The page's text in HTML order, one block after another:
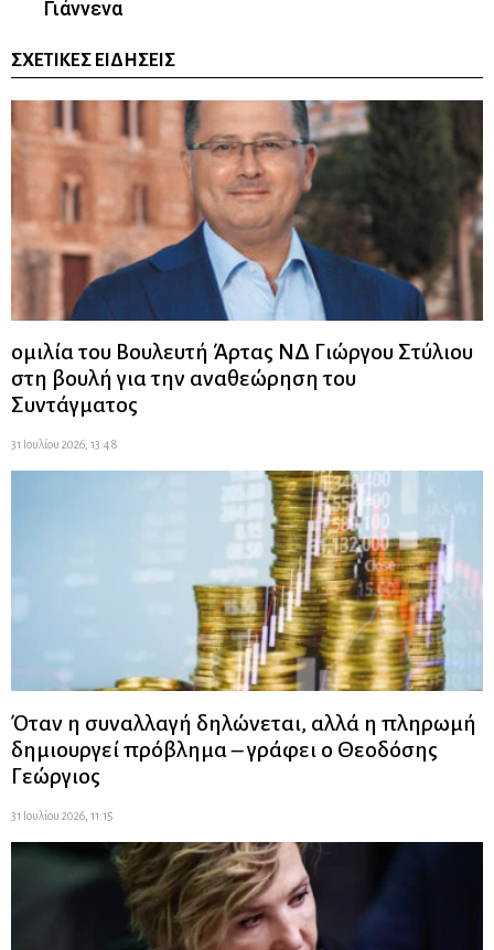
Γιάννενα
ΣΧΕΤΙΚΈΣ ΕΙΔΉΣΕΙΣ
ομιλία του Βουλευτή Άρτας ΝΔ Γιώργου Στύλιου
στη βουλή για την αναθεώρηση του
Συντάγματος
31 Ιουλίου 2026, 13:48
Όταν η συναλλαγή δηλώνεται, αλλά η πληρωμή
δημιουργεί πρόβλημα – γράφει ο Θεοδόσης
Γεώργιος
31 Ιουλίου 2026, 11:15